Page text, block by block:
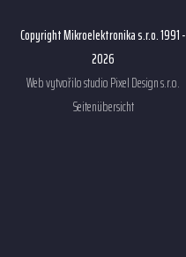
Copyright Mikroelektronika s.r.o. 1991 -
2026
Web vytvořilo studioPixel Design s.r.o.
Seitenübersicht